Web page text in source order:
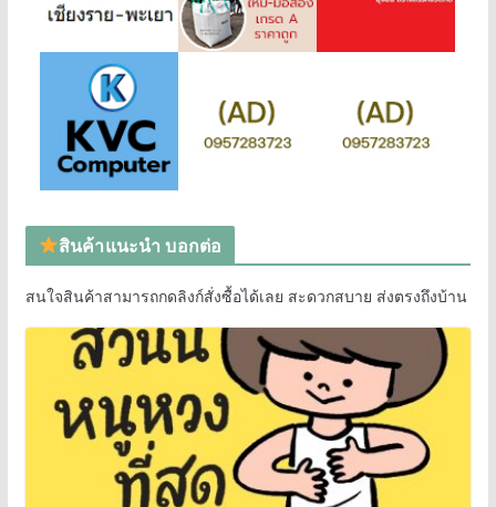
สินค้าแนะนำ บอกต่อ
สนใจสินค้าสามารถกดลิงก์สั่งซื้อได้เลย สะดวกสบาย ส่งตรงถึงบ้าน